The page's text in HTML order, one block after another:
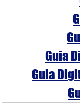
Guia
Guia